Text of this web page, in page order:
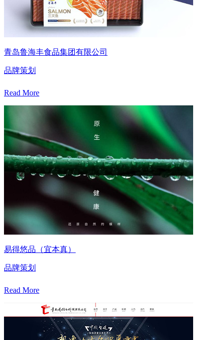
青岛鲁海丰食品集团有限公司
品牌策划
Read More
易得悠品（宜本真）
品牌策划
Read More